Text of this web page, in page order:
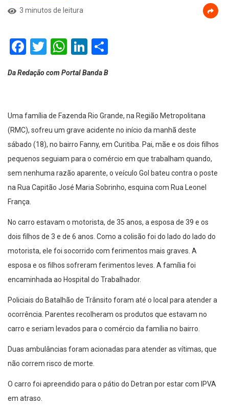
3 minutos de leitura
Facebook
Twitter
WhatsApp
LinkedIn
Da Redação com Portal Banda B
Uma família de Fazenda Rio Grande, na Região Metropolitana
(RMC), sofreu um grave acidente no início da manhã deste
sábado (18), no bairro Fanny, em Curitiba. Pai, mãe e os dois filhos
pequenos seguiam para o comércio em que trabalham quando,
sem nenhuma razão aparente, o veículo Gol bateu contra o poste
na Rua Capitão José Maria Sobrinho, esquina com Rua Leonel
França.
No carro estavam o motorista, de 35 anos, a esposa de 39 e os
dois filhos de 3 e de 6 anos. Como a colisão foi do lado do lado do
motorista, ele foi socorrido com ferimentos mais graves. A
esposa e os filhos sofreram ferimentos leves. A família foi
encaminhada ao Hospital do Trabalhador.
Policiais do Batalhão de Trânsito foram até o local para atender a
ocorrência. Parentes recolheram os produtos que estavam no
carro e seriam levados para o comércio da família no bairro.
Duas ambulâncias foram acionadas para atender as vítimas, que
não correm risco de morte.
O carro foi apreendido para o pátio do Detran por estar com IPVA
em atraso.